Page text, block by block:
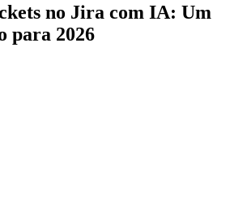
no Jira com IA: Um
para 2026